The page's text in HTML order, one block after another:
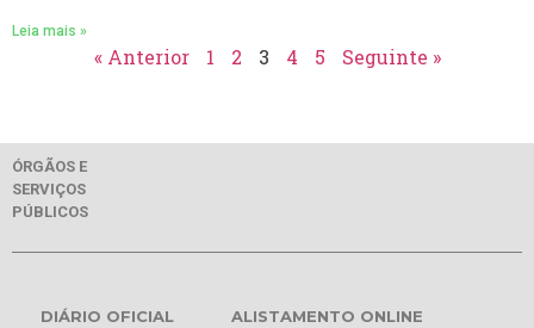
Leia mais »
« Anterior 1 2 3 4 5 Seguinte »
ÓRGÃOS E
SERVIÇOS
PÚBLICOS
DIÁRIO OFICIAL ALISTAMENTO ONLINE